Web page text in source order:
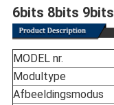
6bits 8bits
MODEL nr.
Modultype
Afbeeldingsmodus